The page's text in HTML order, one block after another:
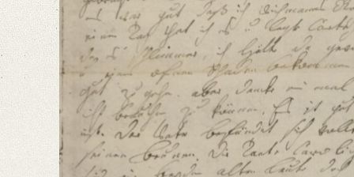
Ich will Dir nun Deinen Brief Punzt vor Punzt beandworten. Ich habe
Language
German
Bamberg, Claudia